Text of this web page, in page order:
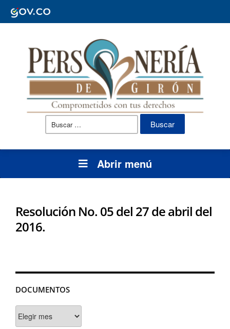
Buscar:
Abrir menú
DOCUMENTOS
Resolución No. 05 del 27 de abril del
2016.